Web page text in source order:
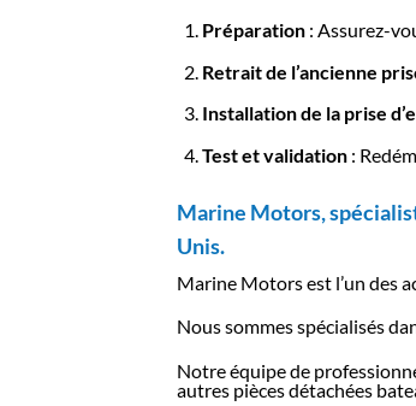
Préparation: Assurez-
Retrait de l’ancienne
Installation de la prise
Test et validation:
Marine Motors,
Unis.
Marine Motors est l’un des
Nous sommes spécialisés
Notre équipe de
autres pièces détachées